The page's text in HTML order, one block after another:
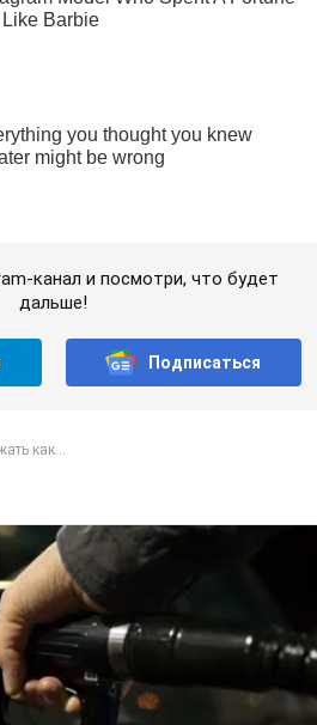
канал и посмотри, что будет
дальше!
Подписаться
как...